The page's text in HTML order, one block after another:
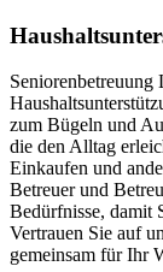
Seniorenbetreuung
zum Bügeln und
die den Alltag
Einkaufen und
Betreuer und
Bedürfnisse, damit
Vertrauen Sie auf
gemeinsam für Ihr